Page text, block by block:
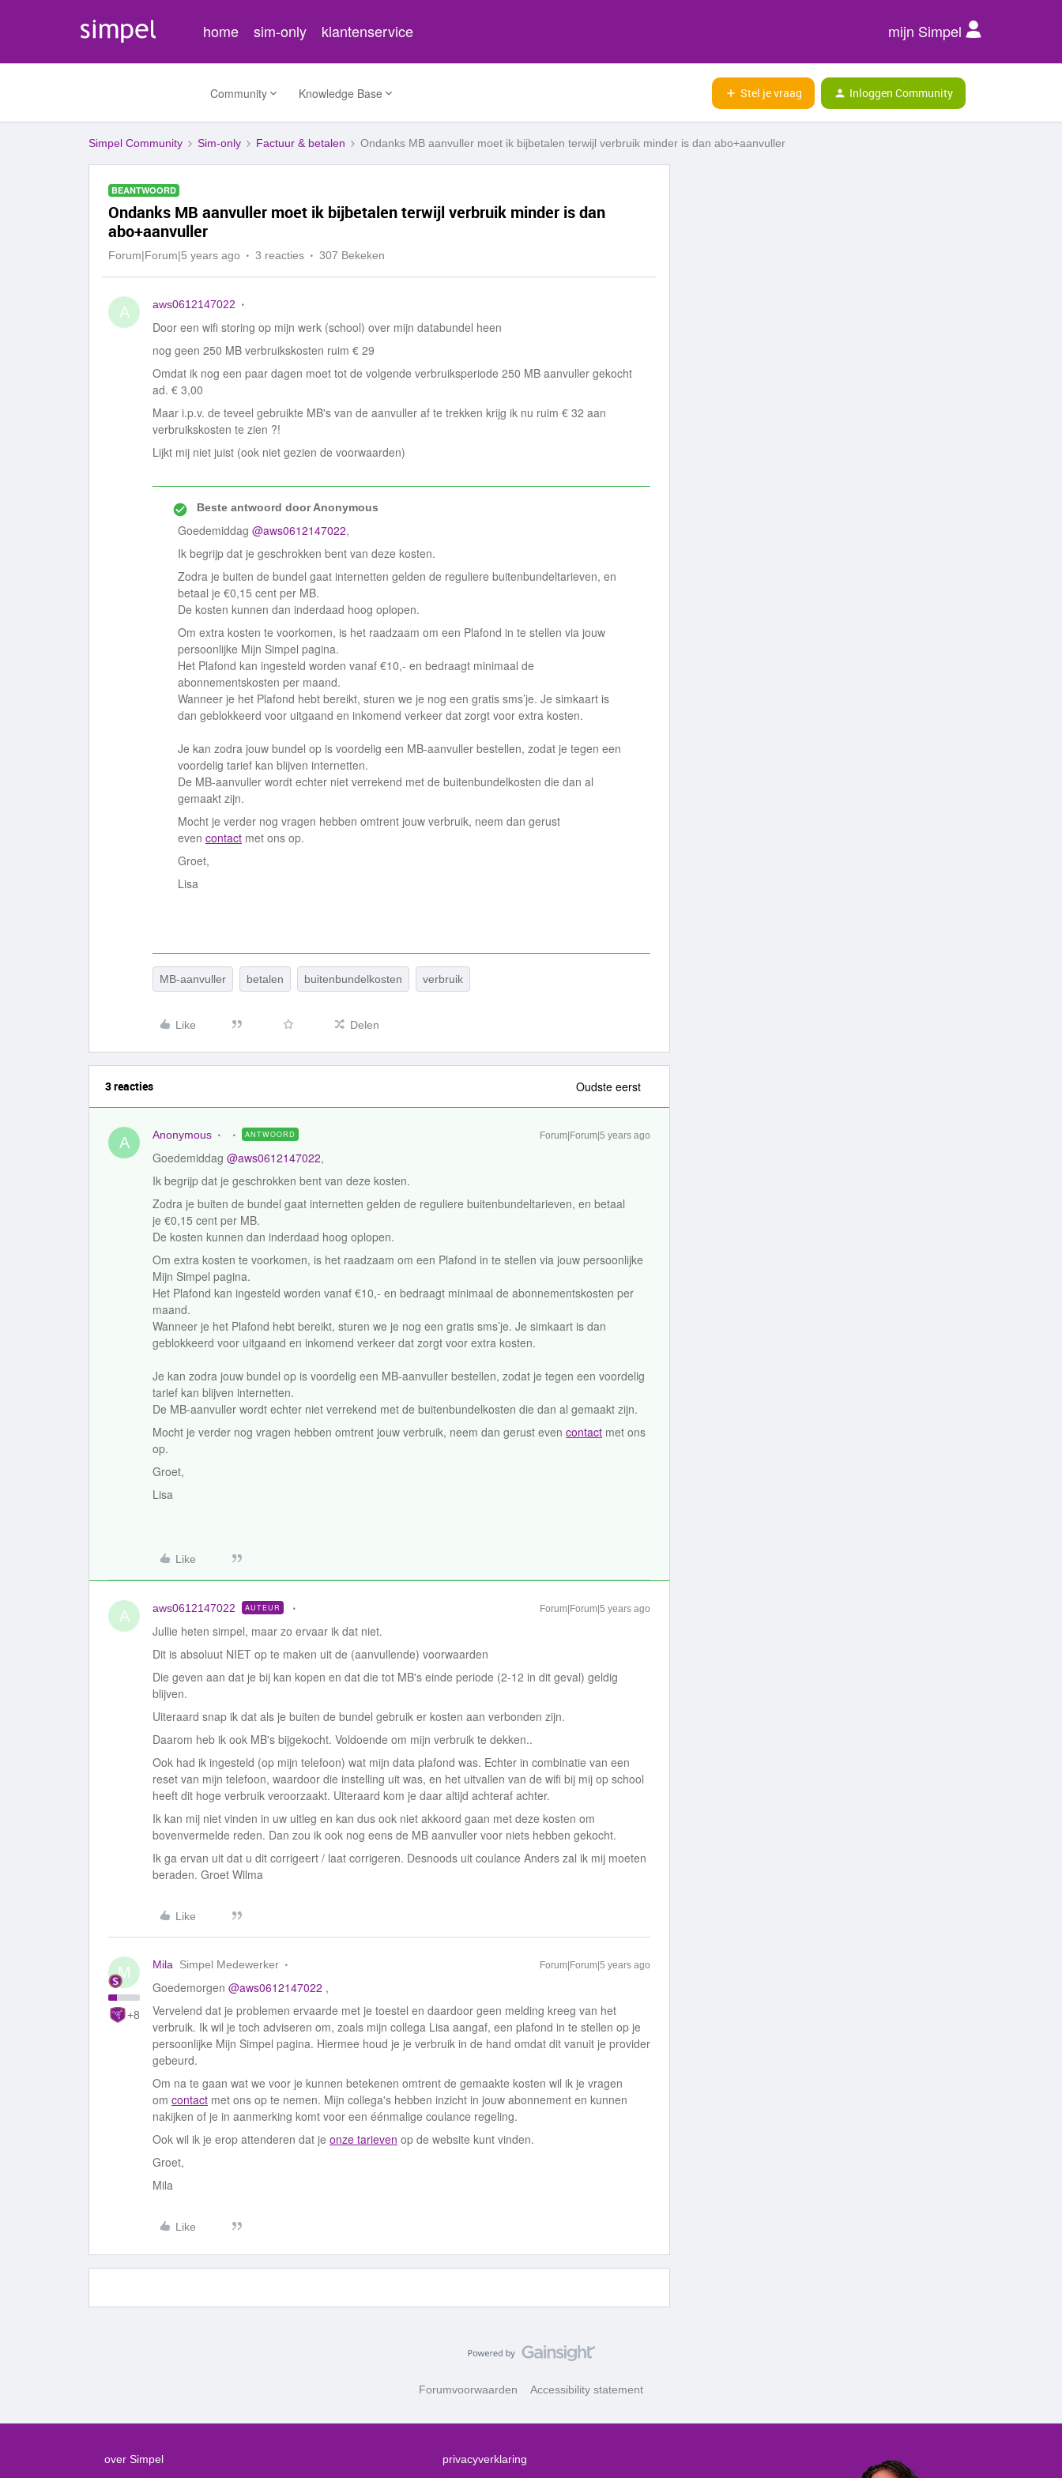
home sim-only klantenservice mijn Simpel
Community Knowledge Base Stel je vraag Inloggen Community
Simpel Community Sim-only Factuur & betalen Ondanks MB aanvuller moet ik bijbetalen terwijl verbruik minder is dan abo+aanvuller
BEANTWOORD
Ondanks MB aanvuller moet ik bijbetalen terwijl verbruik minder is dan
abo+aanvuller
Forum|Forum|5 years ago 3 reacties 307 Bekeken
A aws0612147022
Door een wifi storing op mijn werk (school) over mijn databundel heen
nog geen 250 MB verbruikskosten ruim € 29
Omdat ik nog een paar dagen moet tot de volgende verbruiksperiode 250 MB aanvuller gekocht
ad. € 3,00
Maar i.p.v. de teveel gebruikte MB's van de aanvuller af te trekken krijg ik nu ruim € 32 aan
verbruikskosten te zien ?!
Lijkt mij niet juist (ook niet gezien de voorwaarden)
Beste antwoord doorAnonymous
Goedemiddag @aws0612147022,
Ik begrijp dat je geschrokken bent van deze kosten.
Zodra je buiten de bundel gaat internetten gelden de reguliere buitenbundeltarieven, en
betaal je €0,15 cent per MB.
De kosten kunnen dan inderdaad hoog oplopen.
Om extra kosten te voorkomen, is het raadzaam om een Plafond in te stellen via jouw
persoonlijke Mijn Simpel pagina.
Het Plafond kan ingesteld worden vanaf €10,- en bedraagt minimaal de
abonnementskosten per maand.
Wanneer je het Plafond hebt bereikt, sturen we je nog een gratis sms’je. Je simkaart is
dan geblokkeerd voor uitgaand en inkomend verkeer dat zorgt voor extra kosten.
Je kan zodra jouw bundel op is voordelig een MB-aanvuller bestellen, zodat je tegen een
voordelig tarief kan blijven internetten.
De MB-aanvuller wordt echter niet verrekend met de buitenbundelkosten die dan al
gemaakt zijn.
Mocht je verder nog vragen hebben omtrent jouw verbruik, neem dan gerust
even contact met ons op.
Groet,
Lisa
MB-aanvuller betalen buitenbundelkosten verbruik
Like Delen
3 reacties Oudste eerst
A Anonymous ANTWOORD Forum|Forum|5 years ago
Goedemiddag @aws0612147022,
Ik begrijp dat je geschrokken bent van deze kosten.
Zodra je buiten de bundel gaat internetten gelden de reguliere buitenbundeltarieven, en betaal
je €0,15 cent per MB.
De kosten kunnen dan inderdaad hoog oplopen.
Om extra kosten te voorkomen, is het raadzaam om een Plafond in te stellen via jouw persoonlijke
Mijn Simpel pagina.
Het Plafond kan ingesteld worden vanaf €10,- en bedraagt minimaal de abonnementskosten per
maand.
Wanneer je het Plafond hebt bereikt, sturen we je nog een gratis sms’je. Je simkaart is dan
geblokkeerd voor uitgaand en inkomend verkeer dat zorgt voor extra kosten.
Je kan zodra jouw bundel op is voordelig een MB-aanvuller bestellen, zodat je tegen een voordelig
tarief kan blijven internetten.
De MB-aanvuller wordt echter niet verrekend met de buitenbundelkosten die dan al gemaakt zijn.
Mocht je verder nog vragen hebben omtrent jouw verbruik, neem dan gerust even contact met ons
op.
Groet,
Lisa
Like
A aws0612147022 AUTEUR Forum|Forum|5 years ago
Jullie heten simpel, maar zo ervaar ik dat niet.
Dit is absoluut NIET op te maken uit de (aanvullende) voorwaarden
Die geven aan dat je bij kan kopen en dat die tot MB's einde periode (2-12 in dit geval) geldig
blijven.
Uiteraard snap ik dat als je buiten de bundel gebruik er kosten aan verbonden zijn.
Daarom heb ik ook MB's bijgekocht. Voldoende om mijn verbruik te dekken..
Ook had ik ingesteld (op mijn telefoon) wat mijn data plafond was. Echter in combinatie van een
reset van mijn telefoon, waardoor die instelling uit was, en het uitvallen van de wifi bij mij op school
heeft dit hoge verbruik veroorzaakt. Uiteraard kom je daar altijd achteraf achter.
Ik kan mij niet vinden in uw uitleg en kan dus ook niet akkoord gaan met deze kosten om
bovenvermelde reden. Dan zou ik ook nog eens de MB aanvuller voor niets hebben gekocht.
Ik ga ervan uit dat u dit corrigeert / laat corrigeren. Desnoods uit coulance Anders zal ik mij moeten
beraden. Groet Wilma
Like
M
+8
Mila Simpel Medewerker Forum|Forum|5 years ago
Goedemorgen @aws0612147022 ,
Vervelend dat je problemen ervaarde met je toestel en daardoor geen melding kreeg van het
verbruik. Ik wil je toch adviseren om, zoals mijn collega Lisa aangaf, een plafond in te stellen op je
persoonlijke Mijn Simpel pagina. Hiermee houd je je verbruik in de hand omdat dit vanuit je provider
gebeurd.
Om na te gaan wat we voor je kunnen betekenen omtrent de gemaakte kosten wil ik je vragen
om contact met ons op te nemen. Mijn collega's hebben inzicht in jouw abonnement en kunnen
nakijken of je in aanmerking komt voor een éénmalige coulance regeling.
Ook wil ik je erop attenderen dat je onze tarieven op de website kunt vinden.
Groet,
Mila
Like
Forumvoorwaarden Accessibility statement
over Simpel
privacyverklaring